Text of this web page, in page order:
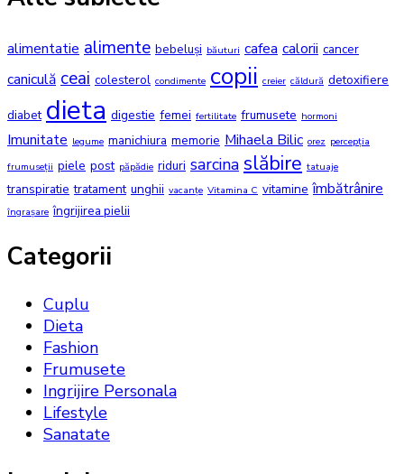
alimentatie alimente bebeluși băuturi cafea calorii cancer
caniculă ceai colesterol condimente copii creier căldură detoxifiere
diabet dieta digestie femei fertilitate frumusete hormoni
Imunitate legume manichiura memorie Mihaela Bilic orez percepția
frumuseții piele post păpădie riduri sarcina slăbire tatuaje
transpiratie tratament unghii vacanțe Vitamina C vitamine îmbătrânire
îngrașare îngrijirea pielii
Categorii
Cuplu
Dieta
Fashion
Frumusete
Ingrijire Personala
Lifestyle
Sanatate